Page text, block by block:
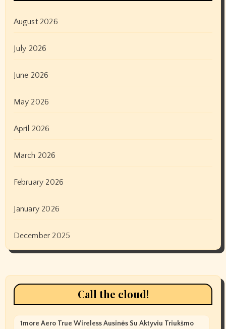
August 2026
July 2026
June 2026
May 2026
April 2026
March 2026
February 2026
January 2026
December 2025
Call the cloud!
1more Aero True Wireless Ausinės Su Aktyviu Triukšmo